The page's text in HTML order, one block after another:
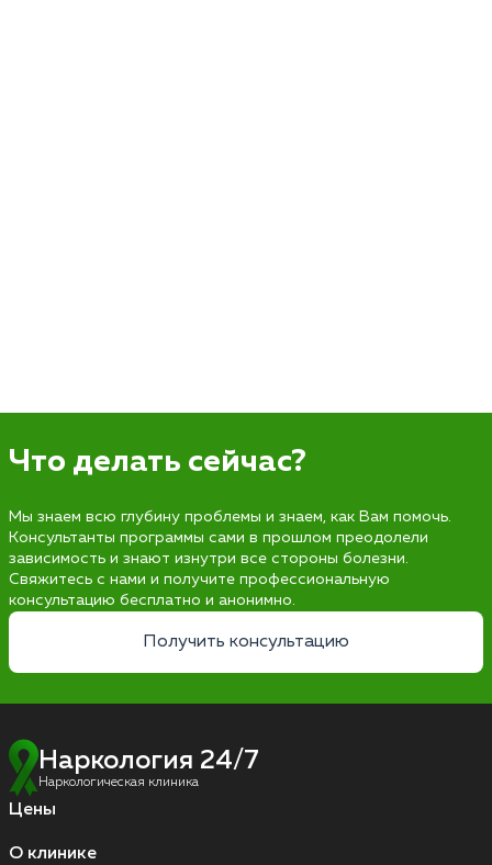
Что делать сейчас?
Мы знаем всю глубину проблемы и знаем, как Вам помочь.
Консультанты программы сами в прошлом преодолели
зависимость и знают изнутри все стороны болезни.
Свяжитесь с нами и получите профессиональную
консультацию бесплатно и анонимно.
Получить консультацию
Наркология 24/7
Наркологическая клиника
Цены
О клинике